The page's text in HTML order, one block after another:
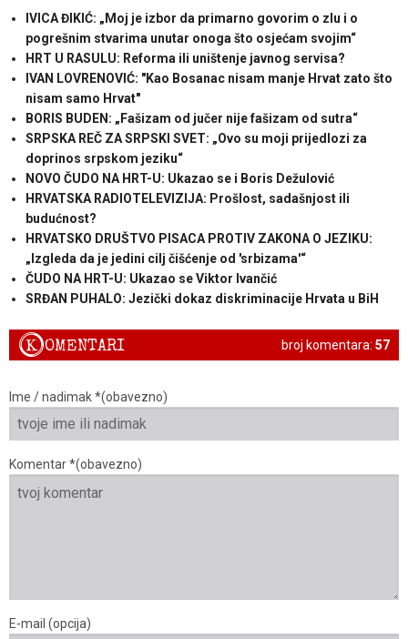
IVICA ĐIKIĆ: „Moj je izbor da primarno govorim o zlu i o
pogrešnim stvarima unutar onoga što osjećam svojim“
HRT U RASULU: Reforma ili uništenje javnog servisa?
IVAN LOVRENOVIĆ: "Kao Bosanac nisam manje Hrvat zato što
nisam samo Hrvat"
BORIS BUDEN: „Fašizam od jučer nije fašizam od sutra“
SRPSKA REČ ZA SRPSKI SVET: „Ovo su moji prijedlozi za
doprinos srpskom jeziku“
NOVO ČUDO NA HRT-U: Ukazao se i Boris Dežulović
HRVATSKA RADIOTELEVIZIJA: Prošlost, sadašnjost ili
budućnost?
HRVATSKO DRUŠTVO PISACA PROTIV ZAKONA O JEZIKU:
„Izgleda da je jedini cilj čišćenje od 'srbizama'“
ČUDO NA HRT-U: Ukazao se Viktor Ivančić
SRĐAN PUHALO: Jezički dokaz diskriminacije Hrvata u BiH
broj komentara: 57
KOMENTARI
Ime / nadimak *(obavezno)
Komentar *(obavezno)
E-mail (opcija)